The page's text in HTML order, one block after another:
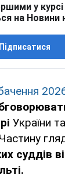
у
на Новини
Підписатися
України
суддів